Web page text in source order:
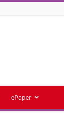
ePaper